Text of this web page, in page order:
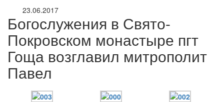
23.06.2017
Богослужения в Свято-
Покровском монастыре пгт
Гоща возглавил митрополит
Павел